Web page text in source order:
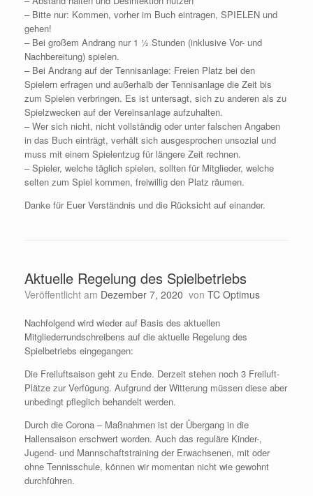
– Bitte nur: Kommen, vorher im Buch eintragen, SPIELEN und
gehen!
– Bei großem Andrang nur 1 ½ Stunden (inklusive Vor- und
Nachbereitung) spielen.
– Bei Andrang auf der Tennisanlage: Freien Platz bei den
Spielern erfragen und außerhalb der Tennisanlage die Zeit bis
zum Spielen verbringen. Es ist untersagt, sich zu anderen als zu
Spielzwecken auf der Vereinsanlage aufzuhalten.
– Wer sich nicht, nicht vollständig oder unter falschen Angaben
in das Buch einträgt, verhält sich ausgesprochen unsozial und
muss mit einem Spielentzug für längere Zeit rechnen.
– Spieler, welche täglich spielen, sollten für Mitglieder, welche
selten zum Spiel kommen, freiwillig den Platz räumen.
Danke für Euer Verständnis und die Rücksicht auf einander.
Aktuelle Regelung des Spielbetriebs
Veröffentlicht am Dezember 7, 2020 von TC Optimus
Nachfolgend wird wieder auf Basis des aktuellen
Mitgliederrundschreibens auf die aktuelle Regelung des
Spielbetriebs eingegangen:
Die Freiluftsaison geht zu Ende. Derzeit stehen noch 3 Freiluft-
Plätze zur Verfügung. Aufgrund der Witterung müssen diese aber
unbedingt pfleglich behandelt werden.
Durch die Corona – Maßnahmen ist der Übergang in die
Hallensaison erschwert worden. Auch das reguläre Kinder-,
Jugend- und Mannschaftstraining der Erwachsenen, mit oder
ohne Tennisschule, können wir momentan nicht wie gewohnt
durchführen.